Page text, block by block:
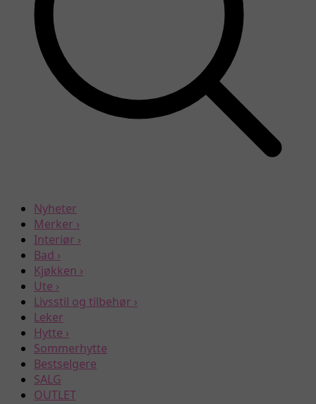
Nyheter
Merker ›
Interiør ›
Bad ›
Kjøkken ›
Ute ›
Livsstil og tilbehør ›
Leker
Hytte ›
Sommerhytte
Bestselgere
SALG
OUTLET